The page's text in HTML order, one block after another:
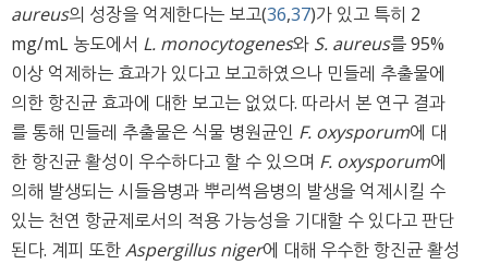
aureus의 성장을 억제한다는 보고(36,37)가 있고 특히 2
mg/mL 농도에서 L. monocytogenes와 S. aureus를 95%
이상 억제하는 효과가 있다고 보고하였으나 민들레 추출물에
의한 항진균 효과에 대한 보고는 없었다. 따라서 본 연구 결과
를 통해 민들레 추출물은 식물 병원균인 F. oxysporum에 대
한 항진균 활성이 우수하다고 할 수 있으며 F. oxysporum에
의해 발생되는 시들음병과 뿌리썩음병의 발생을 억제시킬 수
있는 천연 항균제로서의 적용 가능성을 기대할 수 있다고 판단
된다. 계피 또한Aspergillus niger에 대해 우수한 항진균 활성